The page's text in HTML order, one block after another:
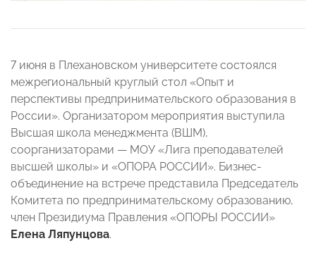
7 июня в Плехановском университете состоялся
межрегиональный круглый стол «Опыт и
перспективы предпринимательского образования в
России». Организатором мероприятия выступила
Высшая школа менеджмента (ВШМ),
соорганизаторами — МОУ «Лига преподавателей
высшей школы» и «ОПОРА РОССИИ». Бизнес-
объединение на встрече представила Председатель
Комитета по предпринимательскому образованию,
член Президиума Правления «ОПОРЫ РОССИИ»
Елена Ляпунцова.